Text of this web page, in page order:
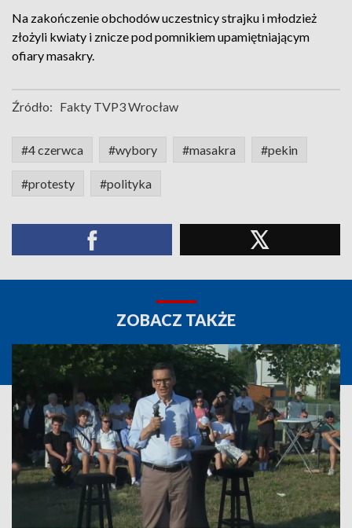
Na zakończenie obchodów uczestnicy strajku i młodzież
złożyli kwiaty i znicze pod pomnikiem upamiętniającym
ofiary masakry.
Źródło: Fakty TVP3 Wrocław
#4 czerwca #wybory #masakra #pekin
#protesty #polityka
ZOBACZ TAKŻE